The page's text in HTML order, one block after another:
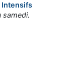
samedi.